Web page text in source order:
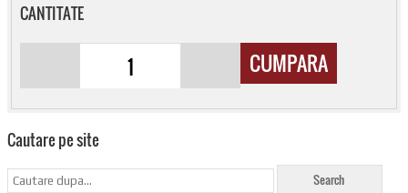
CANTITATE
CUMPARA
Cautare pe site